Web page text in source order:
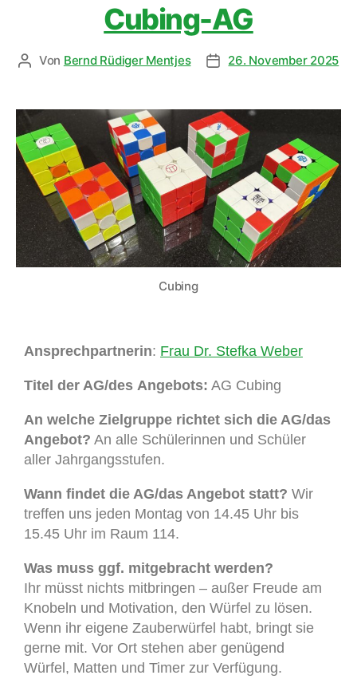
Cubing-AG
Von Bernd Rüdiger Mentjes 26. November 2025
Cubing
Ansprechpartnerin: Frau Dr. Stefka Weber
Titel der AG/des Angebots: AG Cubing
An welche Zielgruppe richtet sich die AG/das
Angebot? An alle Schülerinnen und Schüler
aller Jahrgangsstufen.
Wann findet die AG/das Angebot statt? Wir
treffen uns jeden Montag von 14.45 Uhr bis
15.45 Uhr im Raum 114.
Was muss ggf. mitgebracht werden?
Ihr müsst nichts mitbringen – außer Freude am
Knobeln und Motivation, den Würfel zu lösen.
Wenn ihr eigene Zauberwürfel habt, bringt sie
gerne mit. Vor Ort stehen aber genügend
Würfel, Matten und Timer zur Verfügung.